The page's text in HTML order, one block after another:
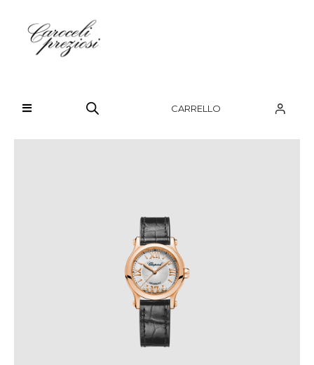
CARRELLO
CHI SIAMO
BRAND
CONTATTI